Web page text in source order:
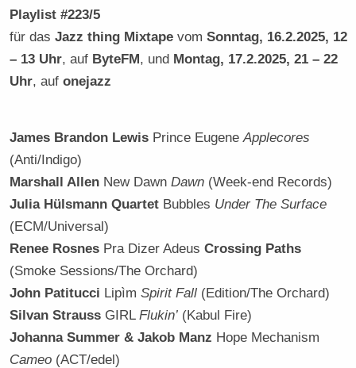
Playlist #223/5
für dasJazz thing Mixtape vomSonntag, 16.2.2025, 12
– 13 Uhr, auf ByteFM, und Montag, 17.2.2025, 21 – 22
Uhr, aufonejazz
James Brandon Lewis Prince EugeneApplecores
(Anti/Indigo)
Marshall Allen New DawnDawn (Week-end Records)
Julia Hülsmann Quartet Bubbles Under The Surface
(ECM/Universal)
Renee Rosnes Pra Dizer AdeusCrossing Paths
(Smoke Sessions/The Orchard)
John Patitucci LipìmSpirit Fall (Edition/The Orchard)
Silvan Strauss GIRLFlukin’ (Kabul Fire)
Johanna Summer & Jakob Manz Hope Mechanism
Cameo (ACT/edel)